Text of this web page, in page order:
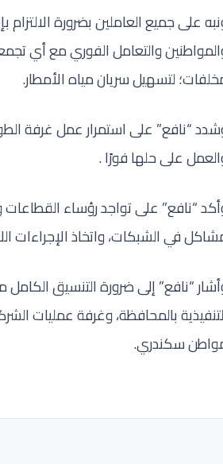
على جميع العاملين بضرورة
والتعامل الفوري مع أي
لتسهيل سريان مياه الأمطار.
على حلها فورًا .
“نافع” على تواجد رؤساء
في الشبكات، واتخاذ
“نافع” إلى ضرورة التنسيق
بالمحافظة، وغرفة عمليات
سكندري.